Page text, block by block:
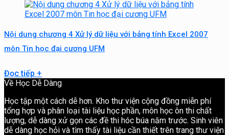
Nội dung chương 4 Xử lý dữ liệu với bảng tính Excel 2007
môn Tin học đại cương UFM
Đọc tiếp +
Về Học Dễ Dàng
Học tập một cách dễ hơn. Kho thư viện cộng đồng miễn phí
tổng hợp và phân loại tài liệu học phần, môn học ôn thi chất
lượng, dễ dàng xử gọn các đề thi hóc búa năm trước. Sinh viên
dễ dàng học hỏi và tìm thấy tài liệu cần thiết trên trang thư viện